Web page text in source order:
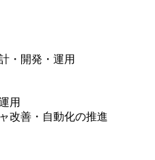
・開発・運用
用
改善・自動化の推進